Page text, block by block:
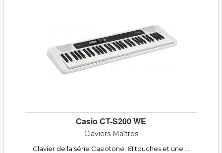
Casio CT-S200 WE
Claviers Maîtres
Clavier de la série Casiotone. 61 touches et une ...